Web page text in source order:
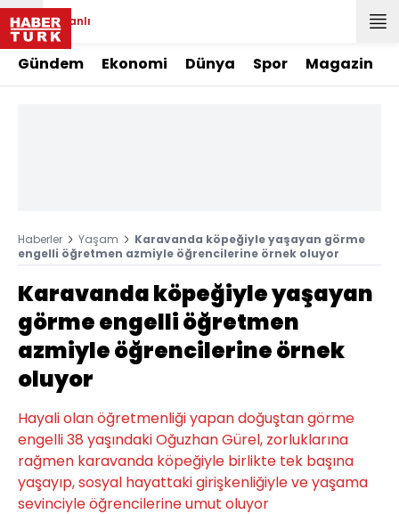
Canlı
Gündem Ekonomi Dünya Spor Magazin
Haberler Yaşam
Karavanda köpeğiyle yaşayan görme
engelli öğretmen azmiyle öğrencilerine örnek oluyor
Karavanda köpeğiyle yaşayan
görme engelli öğretmen
azmiyle öğrencilerine örnek
oluyor
Hayali olan öğretmenliği yapan doğuştan görme
engelli 38 yaşındaki Oğuzhan Gürel, zorluklarına
rağmen karavanda köpeğiyle birlikte tek başına
yaşayıp, sosyal hayattaki girişkenliğiyle ve yaşama
sevinciyle öğrencilerine umut oluyor